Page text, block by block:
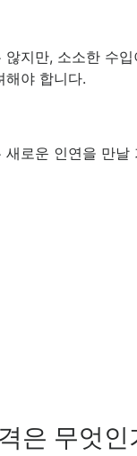
지만, 소소한 수
해야 합니다.
로운 인연을 만
은 무엇인